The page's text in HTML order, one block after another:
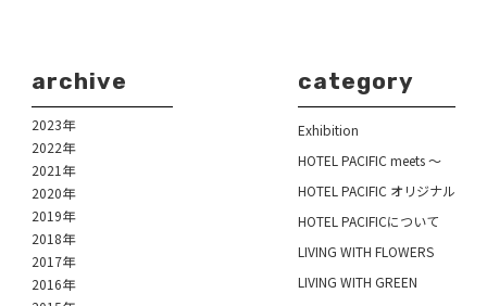
archive
2023年
2022年
2021年
2020年
2019年
2018年
2017年
2016年
category
Exhibition
HOTEL PACIFIC meets ～
HOTEL PACIFIC オリジナル
HOTEL PACIFICについて
LIVING WITH FLOWERS
LIVING WITH GREEN